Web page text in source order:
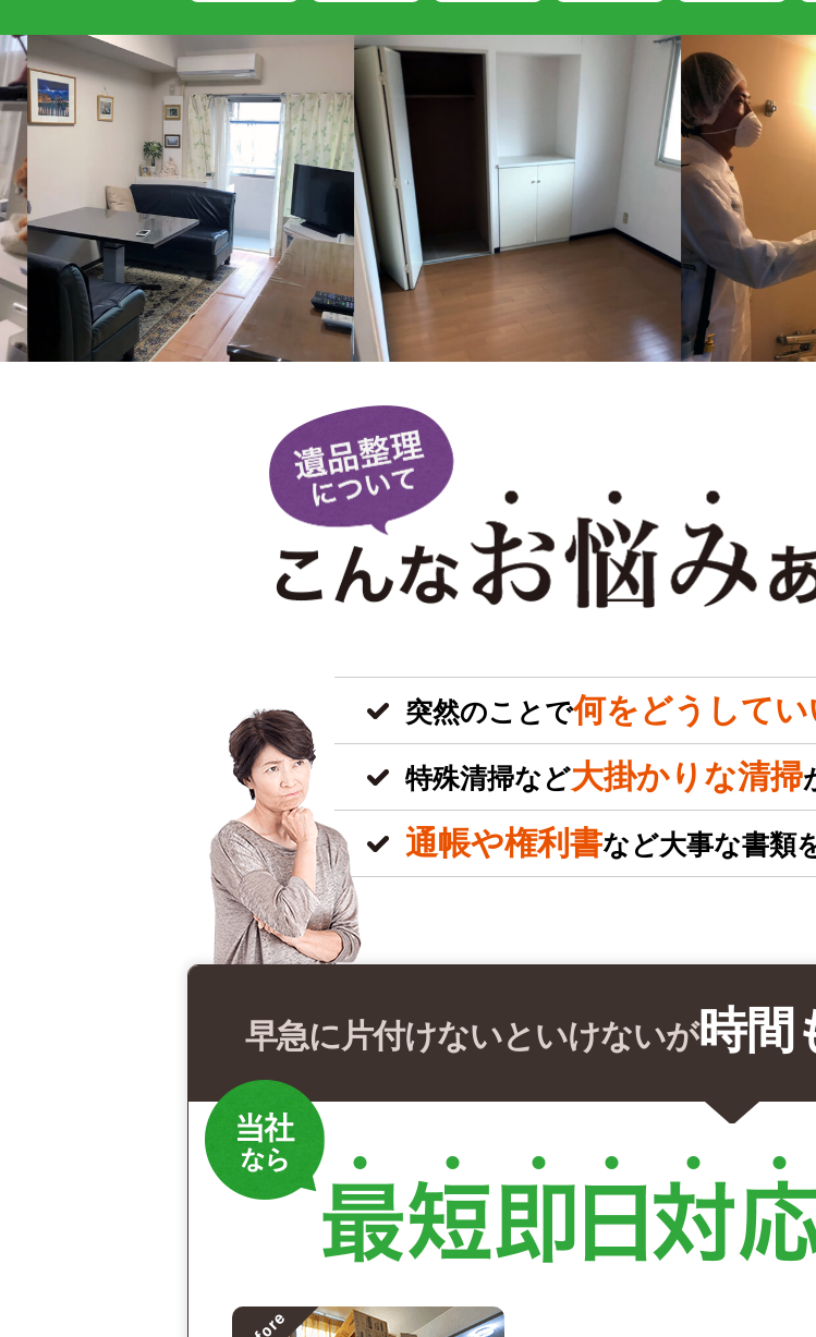
突然のことで何をどうして
特殊清掃など大掛かりな清掃
通帳や権利書など大事な書類
早急に片付けないといけないが時間